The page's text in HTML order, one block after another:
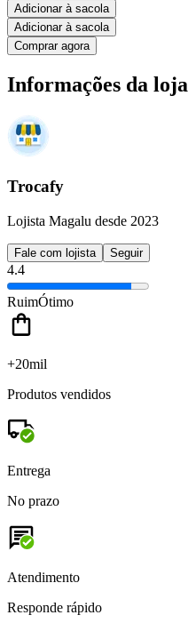
Adicionar à sacola
Adicionar à sacola
Comprar agora
Informações da loja
Trocafy
Lojista Magalu desde 2023
Fale com lojista Seguir
4.4
RuimÓtimo
+20mil
Produtos vendidos
Entrega
No prazo
Atendimento
Responde rápido